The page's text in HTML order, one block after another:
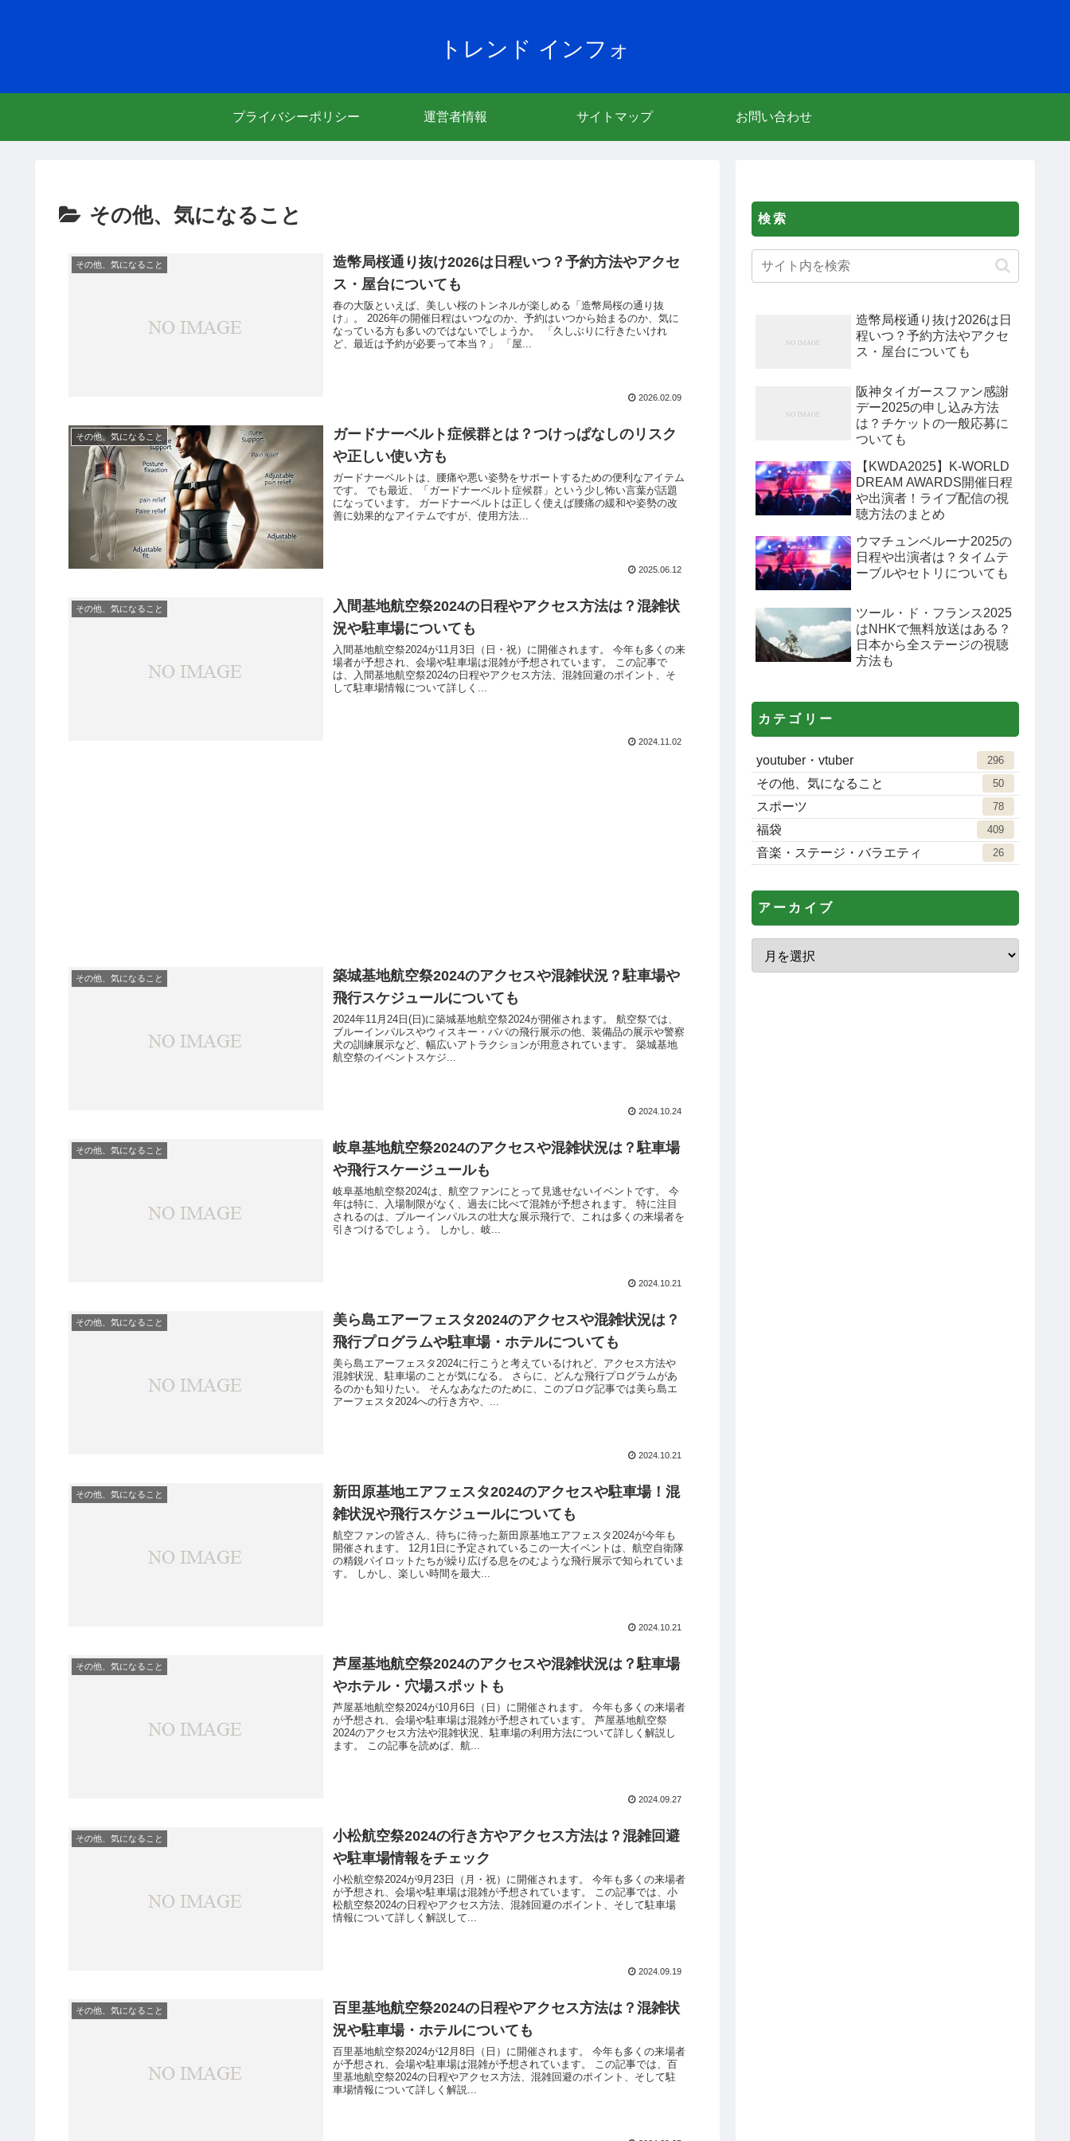
トレンド インフォ
プライバシーポリシー 運営者情報 サイトマップ お問い合わせ
その他、気になること
その他、気になること
造幣局桜通り抜け2026は日程いつ？予約方法やアクセ
ス・屋台についても
春の大阪といえば、美しい桜のトンネルが楽しめる「造幣局桜の通り抜
け」。 2026年の開催日程はいつなのか、予約はいつから始まるのか、気に
なっている方も多いのではないでしょうか。 「久しぶりに行きたいけれ
ど、最近は予約が必要って本当？」 「屋...
2026.02.09
その他、気になること
ガードナーベルト症候群とは？つけっぱなしのリスク
や正しい使い方も
ガードナーベルトは、腰痛や悪い姿勢をサポートするための便利なアイテム
です。 でも最近、「ガードナーベルト症候群」という少し怖い言葉が話題
になっています。 ガードナーベルトは正しく使えば腰痛の緩和や姿勢の改
善に効果的なアイテムですが、使用方法...
2025.06.12
その他、気になること
入間基地航空祭2024の日程やアクセス方法は？混雑状
況や駐車場についても
入間基地航空祭2024が11月3日（日・祝）に開催されます。 今年も多くの来
場者が予想され、会場や駐車場は混雑が予想されています。 この記事で
は、入間基地航空祭2024の日程やアクセス方法、混雑回避のポイント、そ
して駐車場情報について詳しく...
2024.11.02
その他、気になること
築城基地航空祭2024のアクセスや混雑状況？駐車場や
飛行スケジュールについても
2024年11月24日(日)に築城基地航空祭2024が開催されます。 航空祭では、
ブルーインパルスやウィスキー・パパの飛行展示の他、装備品の展示や警察
犬の訓練展示など、幅広いアトラクションが用意されています。 築城基地
航空祭のイベントスケジ...
2024.10.24
その他、気になること
岐阜基地航空祭2024のアクセスや混雑状況は？駐車場
や飛行スケージュールも
岐阜基地航空祭2024は、航空ファンにとって見逃せないイベントです。 今
年は特に、入場制限がなく、過去に比べて混雑が予想されます。 特に注目
されるのは、ブルーインパルスの壮大な展示飛行で、これは多くの来場者を
引きつけるでしょう。 しかし、岐...
2024.10.21
その他、気になること
美ら島エアーフェスタ2024のアクセスや混雑状況は？
飛行プログラムや駐車場・ホテルについても
美ら島エアーフェスタ2024に行こうと考えているけれど、アクセス方法や
混雑状況、駐車場のことが気になる。 さらに、どんな飛行プログラムがあ
るのかも知りたい。 そんなあなたのために、このブログ記事では美ら島エ
アーフェスタ2024への行き方や、...
2024.10.21
その他、気になること
新田原基地エアフェスタ2024のアクセスや駐車場！混
雑状況や飛行スケジュールについても
航空ファンの皆さん、待ちに待った新田原基地エアフェスタ2024が今年も
開催されます。 12月1日に予定されているこの一大イベントは、航空自衛隊
の精鋭パイロットたちが繰り広げる息をのむような飛行展示で知られていま
す。 しかし、楽しい時間を最大...
2024.10.21
その他、気になること
芦屋基地航空祭2024のアクセスや混雑状況は？駐車場
やホテル・穴場スポットも
芦屋基地航空祭2024が10月6日（日）に開催されます。 今年も多くの来場者
が予想され、会場や駐車場は混雑が予想されています。 芦屋基地航空祭
2024のアクセス方法や混雑状況、駐車場の利用方法について詳しく解説し
ます。 この記事を読めば、航...
2024.09.27
その他、気になること
小松航空祭2024の行き方やアクセス方法は？混雑回避
や駐車場情報をチェック
小松航空祭2024が9月23日（月・祝）に開催されます。 今年も多くの来場者
が予想され、会場や駐車場は混雑が予想されています。 この記事では、小
松航空祭2024の日程やアクセス方法、混雑回避のポイント、そして駐車場
情報について詳しく解説して...
2024.09.19
その他、気になること
百里基地航空祭2024の日程やアクセス方法は？混雑状
況や駐車場・ホテルについても
百里基地航空祭2024が12月8日（日）に開催されます。 今年も多くの来場者
が予想され、会場や駐車場は混雑が予想されています。 この記事では、百
里基地航空祭2024の日程やアクセス方法、混雑回避のポイント、そして駐
車場情報について詳しく解説...
検索
造幣局桜通り抜け2026は日
程いつ？予約方法やアクセ
ス・屋台についても
阪神タイガースファン感謝
デー2025の申し込み方法
は？チケットの一般応募に
ついても
【KWDA2025】K-WORLD
DREAM AWARDS開催日程
や出演者！ライブ配信の視
聴方法のまとめ
ウマチュンベルーナ2025の
日程や出演者は？タイムテ
ーブルやセトリについても
ツール・ド・フランス2025
はNHKで無料放送はある？
日本から全ステージの視聴
方法も
カテゴリー
youtuber・vtuber 296
その他、気になること 50
スポーツ 78
福袋 409
音楽・ステージ・バラエティ 26
アーカイブ